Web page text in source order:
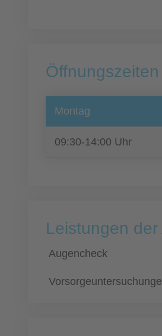
Öffnungszeiten
Montag
09:30-14:00 Uhr
Leistungen
Augencheck